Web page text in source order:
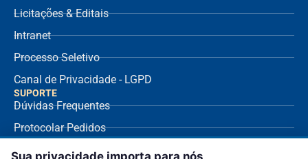
Licitações & Editais
Intranet
Processo Seletivo
Canal de Privacidade - LGPD
SUPORTE
Dúvidas Frequentes
Protocolar Pedidos
Envio de NF Fornecedor
Sua privacidade importa para nós